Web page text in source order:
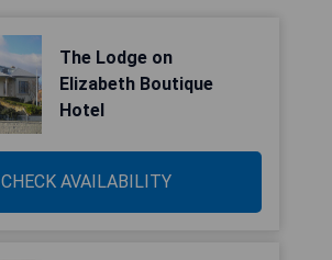
The Lodge on
Elizabeth Boutique
Hotel
CHECK AVAILABILITY